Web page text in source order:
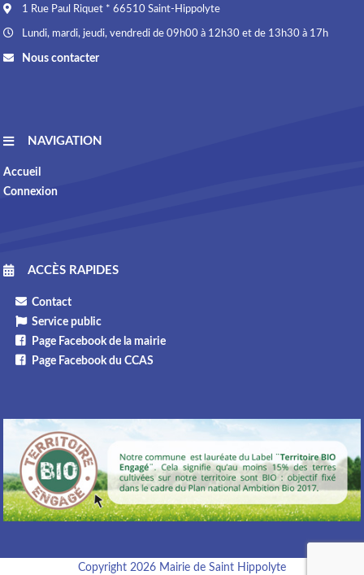
1 Rue Paul Riquet * 66510 Saint-Hippolyte
Lundi, mardi, jeudi, vendredi de 09h00 à 12h30 et de 13h30 à 17h
Nous contacter
NAVIGATION
Accueil
Connexion
ACCÈS RAPIDES
Contact
Service public
Page Facebook de la mairie
Page Facebook du CCAS
Copyright 2026 Mairie de Saint Hippolyte